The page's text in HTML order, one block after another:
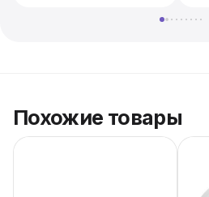
Похожие товары